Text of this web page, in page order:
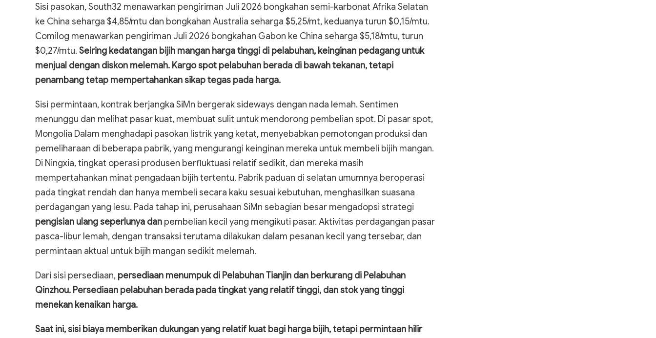
Sisi pasokan, South32 menawarkan pengiriman Juli 2026 bongkahan semi-karbonat Afrika Selatan
ke China seharga $4,85/mtu dan bongkahan Australia seharga $5,25/mt, keduanya turun $0,15/mtu.
Comilog menawarkan pengiriman Juli 2026 bongkahan Gabon ke China seharga $5,18/mtu, turun
$0,27/mtu. Seiring kedatangan bijih mangan harga tinggi di pelabuhan, keinginan pedagang untuk
menjual dengan diskon melemah. Kargo spot pelabuhan berada di bawah tekanan, tetapi
penambang tetap mempertahankan sikap tegas pada harga.
Sisi permintaan, kontrak berjangka SiMn bergerak sideways dengan nada lemah. Sentimen
menunggu dan melihat pasar kuat, membuat sulit untuk mendorong pembelian spot. Di pasar spot,
Mongolia Dalam menghadapi pasokan listrik yang ketat, menyebabkan pemotongan produksi dan
pemeliharaan di beberapa pabrik, yang mengurangi keinginan mereka untuk membeli bijih mangan.
Di Ningxia, tingkat operasi produsen berfluktuasi relatif sedikit, dan mereka masih
mempertahankan minat pengadaan bijih tertentu. Pabrik paduan di selatan umumnya beroperasi
pada tingkat rendah dan hanya membeli secara kaku sesuai kebutuhan, menghasilkan suasana
perdagangan yang lesu. Pada tahap ini, perusahaan SiMn sebagian besar mengadopsi strategi
pengisian ulang seperlunya dan pembelian kecil yang mengikuti pasar. Aktivitas perdagangan pasar
pasca-libur lemah, dengan transaksi terutama dilakukan dalam pesanan kecil yang tersebar, dan
permintaan aktual untuk bijih mangan sedikit melemah.
Dari sisi persediaan, persediaan menumpuk di Pelabuhan Tianjin dan berkurang di Pelabuhan
Qinzhou. Persediaan pelabuhan berada pada tingkat yang relatif tinggi, dan stok yang tinggi
menekan kenaikan harga.
Saat ini, sisi biaya memberikan dukungan yang relatif kuat bagi harga bijih, tetapi permintaan hilir